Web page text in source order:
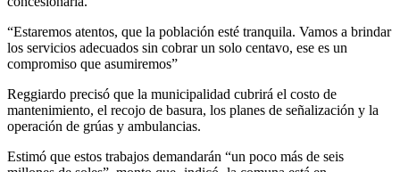
“Estaremos atentos, que la población esté tranquila. Vamos a brindar
los servicios adecuados sin cobrar un solo centavo, ese es un
compromiso que asumiremos”
Reggiardo precisó que la municipalidad cubrirá el costo de
mantenimiento, el recojo de basura, los planes de señalización y la
operación de grúas y ambulancias.
Estimó que estos trabajos demandarán “un poco más de seis